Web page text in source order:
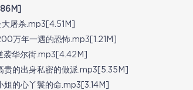
屠杀.mp3[4.51M]
万年一遇的恐怖.mp3[1.21M]
袭华尔街.mp3[4.42M]
的出身私密的做派.mp3[5.35M]
的心丫鬟的命.mp3[3.14M]